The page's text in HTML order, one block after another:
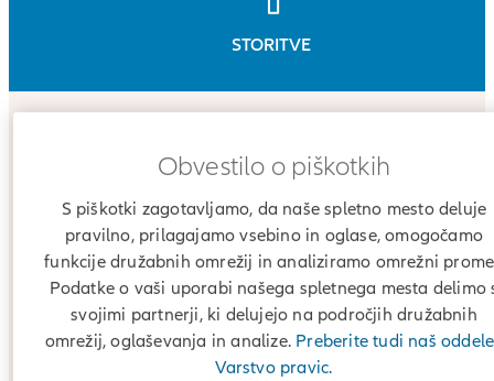
STORITVE
Zakaj izbrati zavarovanje
odgovornosti Allianz?
Obvestilo o piškotkih
S piškotki zagotavljamo, da naše spletno mesto deluje
pravilno, prilagajamo vsebino in oglase, omogočamo
funkcije družabnih omrežij in analiziramo omrežni
Podatke o vaši uporabi našega spletnega mesta delimo
svojimi partnerji, ki delujejo na področjih družabnih
omrežij, oglaševanja in analize. Preberite tudi naš
Varstvo pravic.